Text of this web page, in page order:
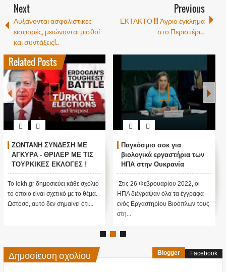
Next
Αυξάνονται ασφαλιστικές
εισφορές, μειώνονται μισθοί
και συντάξεις!..
Previous
ΕΚΤΑΚΤΟ !!! Άγριο έγκλημα
στο Περιστέρι...
Related Posts
ΖΩΝΤΑΝΗ ΣΥΝΔΕΣΗ ΜΕ
ΑΓΚΥΡΑ - ΘΡΙΛΕΡ ΜΕ ΤΙΣ
ΤΟΥΡΚΙΚΕΣ ΕΚΛΟΓΕΣ !
Το iokh.gr δημοσιεύει κάθε σχόλιο
το οποίο είναι σχετικό με το θέμα.
Ωστόσο, αυτό δεν σημαίνει ότι...
Παγκόσμιο σοκ για
βιολογικά εργαστήρια των
ΗΠΑ στην Ουκρανία
Στις 26 Φεβρουαρίου 2022, οι
ΗΠΑ διέγραψαν όλα τα έγγραφα
ενός Εργαστηρίου Βιοόπλων τους
στη...
Δημοσίευση σχολίου Blogger Facebook